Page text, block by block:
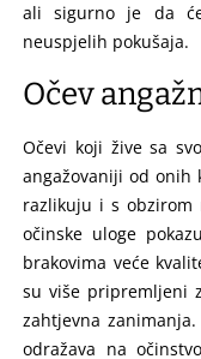
ali sigurno je da
neuspjelih pokušaja.
Očev
Očevi koji žive sa
angažovaniji od
razlikuju i s obzirom
očinske uloge
brakovima veće
su više pripremljeni
zahtjevna
odražava na